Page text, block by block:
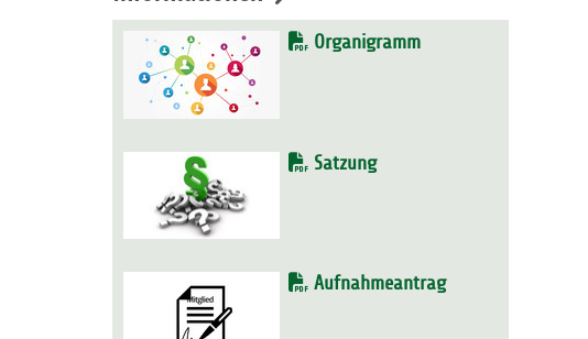
Organigramm
Satzung
Aufnahmeantrag